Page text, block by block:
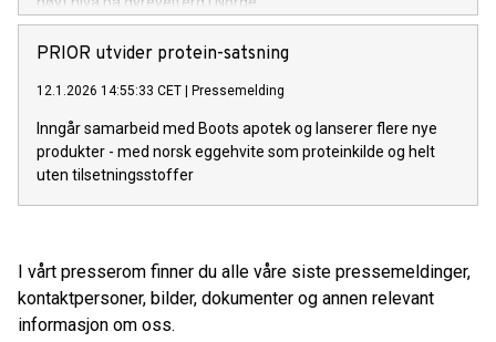
PRIOR utvider protein-satsning
12.1.2026 14:55:33 CET | Pressemelding
Inngår samarbeid med Boots apotek og lanserer flere nye
produkter - med norsk eggehvite som proteinkilde og helt
uten tilsetningsstoffer
I vårt presserom finner du alle våre siste pressemeldinger,
kontaktpersoner, bilder, dokumenter og annen relevant
informasjon om oss.